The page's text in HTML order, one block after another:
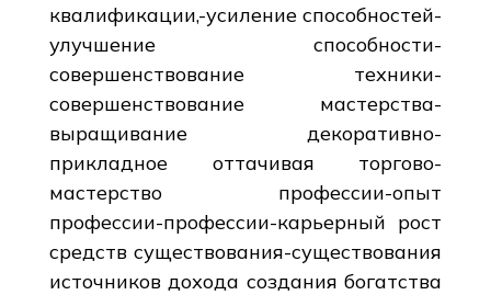
квалификации,-усиление способностей-
улучшение способности-
совершенствование техники-
совершенствование мастерства-
выращивание декоративно-
прикладное оттачивая торгово-
мастерство профессии-опыт
профессии-профессии-карьерный рост
средств существования-существования
источников дохода создания богатства